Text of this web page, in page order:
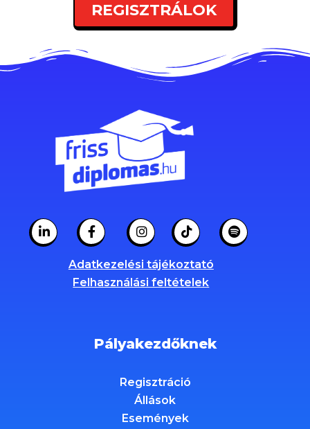
REGISZTRÁLOK
Adatkezelési tájékoztató
Felhasználási feltételek
Pályakezdőknek
Regisztráció
Állások
Események